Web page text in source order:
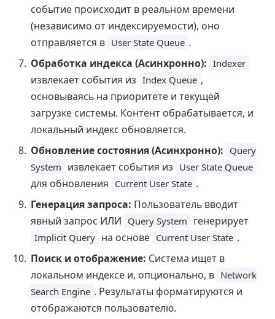
событие происходит в реальном времени
(независимо от индексируемости), оно
отправляется в User State Queue .
Обработка индекса (Асинхронно): Indexer
извлекает события из Index Queue ,
основываясь на приоритете и текущей
загрузке системы. Контент обрабатывается, и
локальный индекс обновляется.
Обновление состояния (Асинхронно): Query
System извлекает события из User State Queue
для обновления Current User State .
Генерация запроса: Пользователь вводит
явный запрос ИЛИ Query System генерирует
Implicit Query на основе Current User State .
Поиск и отображение: Система ищет в
локальном индексе и, опционально, в Network
Search Engine . Результаты форматируются и
отображаются пользователю.